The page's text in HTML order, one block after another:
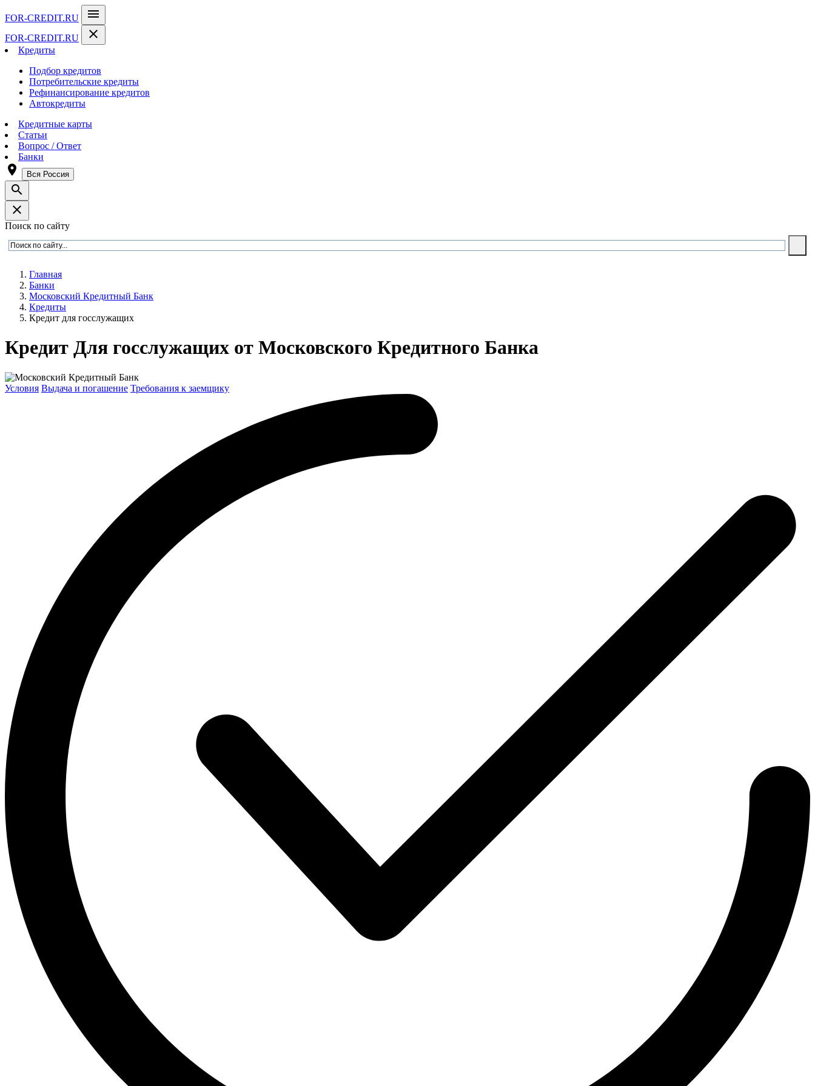
FOR-CREDIT.RU menu
FOR-CREDIT.RU close
Кредиты
Подбор кредитов
Потребительские кредиты
Рефинансирование кредитов
Автокредиты
Кредитные карты
Статьи
Вопрос / Ответ
Банки
room Вся Россия
search
close
Поиск по сайту
Главная
Банки
Московский Кредитный Банк
Кредиты
Кредит для госслужащих
Кредит Для госслужащих от Московского Кредитного Банка
Условия Выдача и погашение Требования к заемщику